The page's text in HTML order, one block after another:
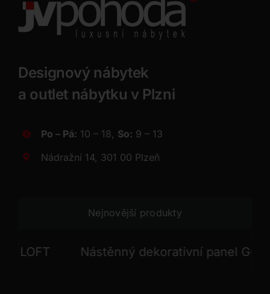
Designový nábytek
a outlet nábytku v Plzni
Po – Pá: 10 – 18, So: 9 – 13
Nádražní 14, 301 00 Plzeň
Nejnovější produkty
Nástěnný dekorativní panel GONG